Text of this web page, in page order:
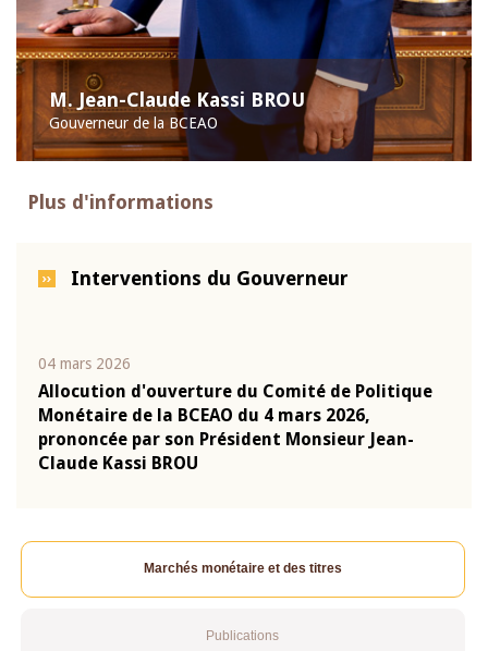
M. Jean-Claude Kassi BROU
Gouverneur de la BCEAO
Plus d'informations
Interventions du Gouverneur
04 mars 2026
Allocution d'ouverture du Comité de Politique
Monétaire de la BCEAO du 4 mars 2026,
prononcée par son Président Monsieur Jean-
Claude Kassi BROU
Marchés monétaire et des titres
Publications